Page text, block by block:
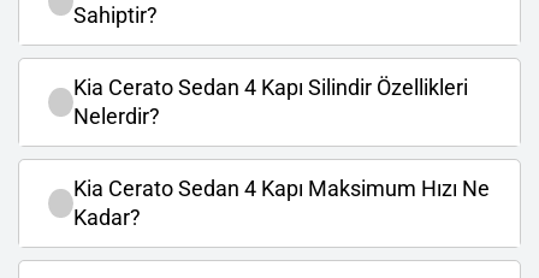
Sahiptir?
Kia Cerato Sedan 4 Kapı Silindir Özellikleri
Nelerdir?
Kia Cerato Sedan 4 Kapı Maksimum Hızı Ne
Kadar?